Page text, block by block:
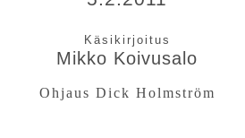
Mikko Koivusalo
Ohjaus Dick Holmström